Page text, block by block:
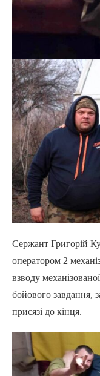
Сержант Григорій
оператором 2
взводу
бойового завдання,
присязі до кінця.